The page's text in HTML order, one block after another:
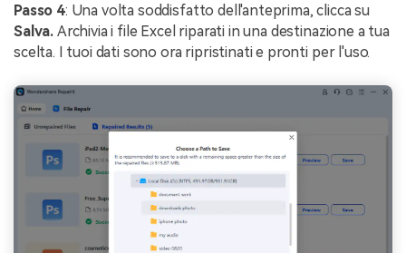
Passo 4: Una volta soddisfatto dell'anteprima, clicca su
Salva. Archivia i file Excel riparati in una destinazione a tua
scelta. I tuoi dati sono ora ripristinati e pronti per l'uso.